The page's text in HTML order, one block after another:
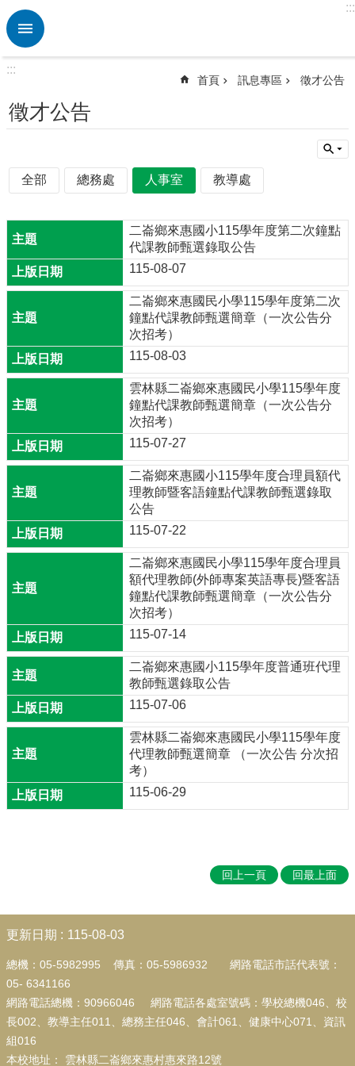
跳到主要內容區塊
進
階
熱
門
字
動
態
認
識
本
行
政
室
校
園
果
校
務
E
宣
專
區
台
灣
母
語
網
課
全
護
計
畫
防
:::
:::
首頁 訊息專區 徵才公告
徵才公告
全部 總務處 人事室 教導處
二崙鄉來惠國小115學年度第二次鐘點
代課教師甄選錄取公告
115-08-07
二崙鄉來惠國民小學115學年度第二次
鐘點代課教師甄選簡章（一次公告分
次招考）
115-08-03
雲林縣二崙鄉來惠國民小學115學年度
鐘點代課教師甄選簡章（一次公告分
次招考）
115-07-27
二崙鄉來惠國小115學年度合理員額代
理教師暨客語鐘點代課教師甄選錄取
公告
115-07-22
二崙鄉來惠國民小學115學年度合理員
額代理教師(外師專案英語專長)暨客語
鐘點代課教師甄選簡章（一次公告分
次招考）
115-07-14
二崙鄉來惠國小115學年度普通班代理
教師甄選錄取公告
115-07-06
雲林縣二崙鄉來惠國民小學115學年度
代理教師甄選簡章 （一次公告 分次招
考）
115-06-29
回上一頁 回最上面
更新日期
115-08-03
總機：05-5982995 傳真：05-5986932 網路電話市話代表號：
05- 6341166
網路電話總機：90966046 網路電話各處室號碼：學校總機046、校
長002、教導主任011、總務主任046、會計061、健康中心071、資訊
組016
本校地址 ： 雲林縣二崙鄉來惠村惠來路12號